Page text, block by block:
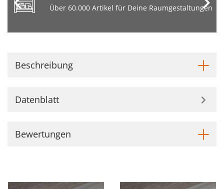
Über 60.000 Artikel für Deine Raumgestaltungen
Beschreibung
Datenblatt
Bewertungen